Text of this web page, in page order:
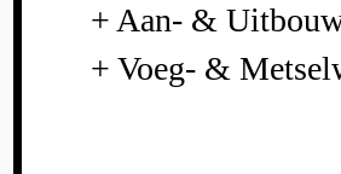
+ Aan- &
+ Voeg- &